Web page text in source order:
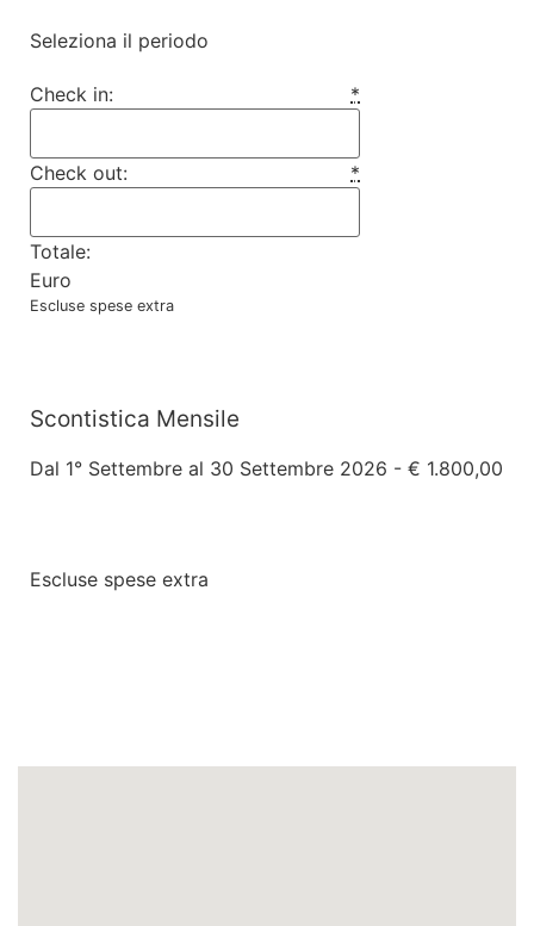
Seleziona il periodo
Check in: *
Check out: *
Totale:
Euro
Escluse spese extra
Scontistica Mensile
Dal 1° Settembre al 30 Settembre 2026 - € 1.800,00
Escluse spese extra